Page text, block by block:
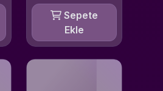
Sepete
Ekle